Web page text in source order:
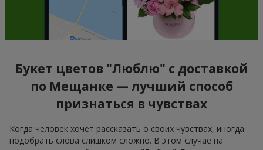
Букет цветов "Люблю" с доставкой
по Мещанке — лучший способ
признаться в чувствах
Когда человек хочет рассказать о своих чувствах, иногда
подобрать слова слишком сложно. В этом случае на